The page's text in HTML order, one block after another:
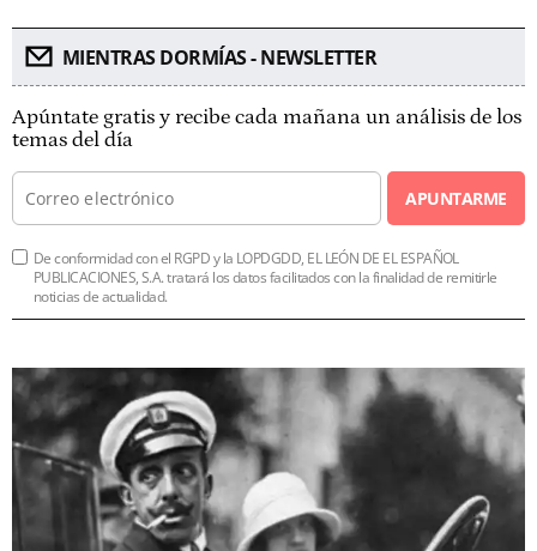
MIENTRAS DORMÍAS - NEWSLETTER
Apúntate gratis y recibe cada mañana un análisis de los
temas del día
APUNTARME
De conformidad con el RGPD y la LOPDGDD, EL LEÓN DE EL ESPAÑOL
PUBLICACIONES, S.A. tratará los datos facilitados con la finalidad de remitirle
noticias de actualidad.